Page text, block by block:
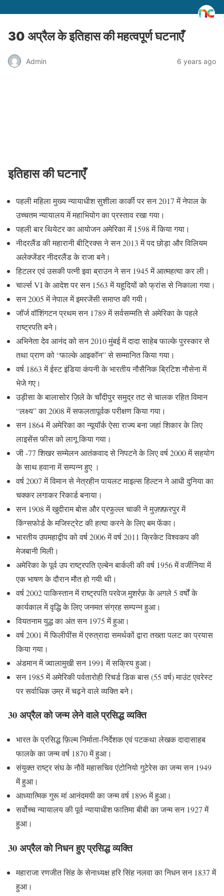
30 अप्रैल के इतिहास की महत्वपूर्ण घटनाएँ
Admin 6 years ago
इतिहास की घटनाएँ
पहली महिला मुख्य न्यायाधीश सुशीला कार्की पर सन 2017 में नेपाल के
उच्चतम न्यायालय में महाभियोग का प्रस्ताव रखा गया।
पहली बार थियेटर का आयोजन अमेरिका में 1598 में किया गया।
नीदरलैंड की महारानी बीट्रिक्स ने सन 2013 में पद छोड़ा और विलियम
अलेक्जेंडर नीदरलैंड के राजा बने।
हिटलर एवं उसकी पत्नी इवा ब्राउन ने सन 1945 में आत्महत्या कर ली।
चार्ल्स VI के आदेश पर सन 1563 में यहूदियों को फ्रांस से निकाला गया।
सन 2005 में नेपाल में इमरजेंसी समाप्त की गयी।
जॉर्ज वॉशिंगटन प्रथम सन 1789 में सर्वसम्मति से अमेरिका के पहले
राष्ट्रपति बने।
अभिनेता देव आनंद को सन 2010 मुंबई में दादा साहेब फाल्के पुरस्कार से
तथा प्राण को “फाल्के आइकॉन” से सम्मानित किया गया।
वर्ष 1863 में ईस्ट इंडिया कंपनी के भारतीय नौसैनिक ब्रिटिश नौसेना में
भेजे गए।
उड़ीसा के बालासोर ज़िले के चाँदीपुर समुद्र तट से चालक रहित विमान
“लक्ष्य” का 2008 में सफलतापूर्वक परीक्षण किया गया।
सन 1864 में अमेरिका का न्यूयॉर्क ऐसा राज्य बना जहां शिकार के लिए
लाइसेंस फीस को लागू किया गया।
जी -77 शिखर सम्मेलन आतंकवाद से निपटने के लिए वर्ष 2000 में सहयोग
के साथ हवाना में सम्पन्न हुए ।
वर्ष 2007 में विमान से नेत्रहीन पायलट माइल्स हिल्टन ने आधी दुनिया का
चक्कर लगाकर रिकार्ड बनाया।
सन 1908 में खुदीराम बोस और प्रफुल्ल चाकी ने मुज़फ़्फ़रपुर में
किंग्सफोर्ड के मजिस्ट्रेट की हत्या करने के लिए बम फेंका।
भारतीय उपमहाद्वीप को वर्ष 2006 में वर्ष 2011 क्रिकेट विश्वकप की
मेजबानी मिली।
अमेरिका के पूर्व उप राष्ट्रपति एल्बेन बार्कली की वर्ष 1956 में वर्जीनिया में
एक भाषण के दौरान मौत हो गयी थी।
वर्ष 2002 पाकिस्तान में राष्ट्रपति परवेज मुशर्रफ़ के अगले 5 वर्षों के
कार्यकाल में वृद्धि के लिए जनमत संग्रह सम्पन्न हुआ।
वियतनाम युद्ध का अंत सन 1975 में हुआ।
वर्ष 2001 में फिलीपींस में एरुत्रादा समर्थकों द्वारा तख्ता पलट का प्रयास
किया गया।
अंडमान में ज्वालामुखी सन 1991 में सक्रिय हुआ।
सन 1985 में अमेरिकी पर्वतारोही रिचर्ड डिक बास (55 वर्ष) माउंट एवरेस्ट
पर सर्वाधिक उम्र में चढ़ने वाले व्यक्ति बने।
30 अप्रैल को जन्म लेने वाले प्रसिद्ध व्यक्ति
भारत के प्रसिद्ध फ़िल्म निर्माता-निर्देशक एवं पटकथा लेखक दादासाहब
फालके का जन्म वर्ष 1870 में हुआ।
संयुक्त राष्ट्र संघ के नौवें महासचिव एंटोनियो गुटेरेस का जन्म सन 1949
में हुआ।
आध्यात्मिक गुरू मां आनंदमयी का जन्म वर्ष 1896 में हुआ।
सर्वोच्च न्यायालय की पूर्व न्यायाधीश फातिमा बीबी का जन्म सन 1927 में
हुआ।
30 अप्रैल को निधन हुए प्रसिद्ध व्यक्ति
महाराजा रणजीत सिंह के सेनाध्यक्ष हरि सिंह नलवा का निधन सन 1837 में
हुआ।